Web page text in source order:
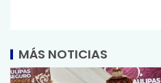
MÁS NOTICIAS